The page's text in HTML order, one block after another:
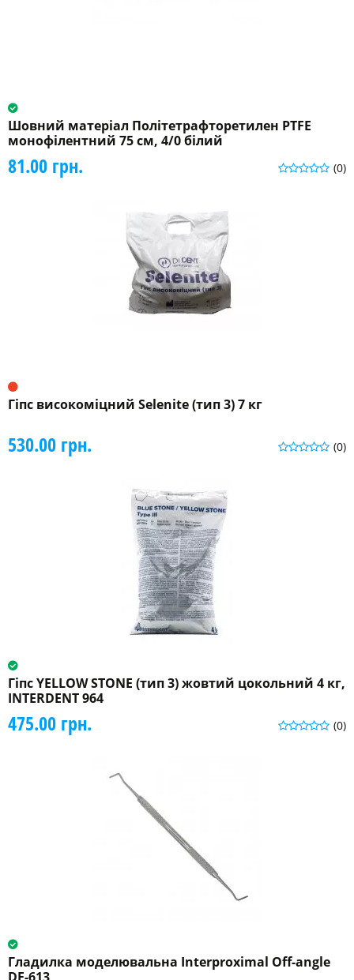
Шовний матеріал Політетрафторетилен PTFE
монофілентний 75 см, 4/0 білий
(0)
81.00 грн.
Гіпс високоміцний Selenite (тип 3) 7 кг
(0)
530.00 грн.
Гіпс YELLOW STONE (тип 3) жовтий цокольний 4 кг,
INTERDENT 964
(0)
475.00 грн.
Гладилка моделювальна Interproximal Off-angle
DE-613